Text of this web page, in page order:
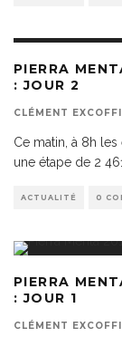
PIERRA
: JOUR 2
CLÉMENT
Ce matin, à 8h
une étape de 2
ACTUALITÉ 0
PIERRA
: JOUR 1
CLÉMENT